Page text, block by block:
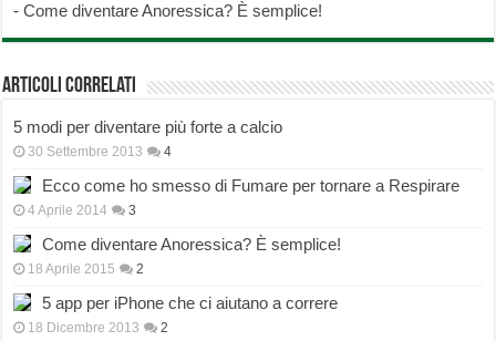
-Come diventare Anoressica? È semplice!
Articoli correlati
5 modi per diventare più forte a calcio
30 Settembre 2013 4
Ecco come ho smesso di Fumare per tornare a Respirare
4 Aprile 2014 3
Come diventare Anoressica? È semplice!
18 Aprile 2015 2
5 app per iPhone che ci aiutano a correre
18 Dicembre 2013 2